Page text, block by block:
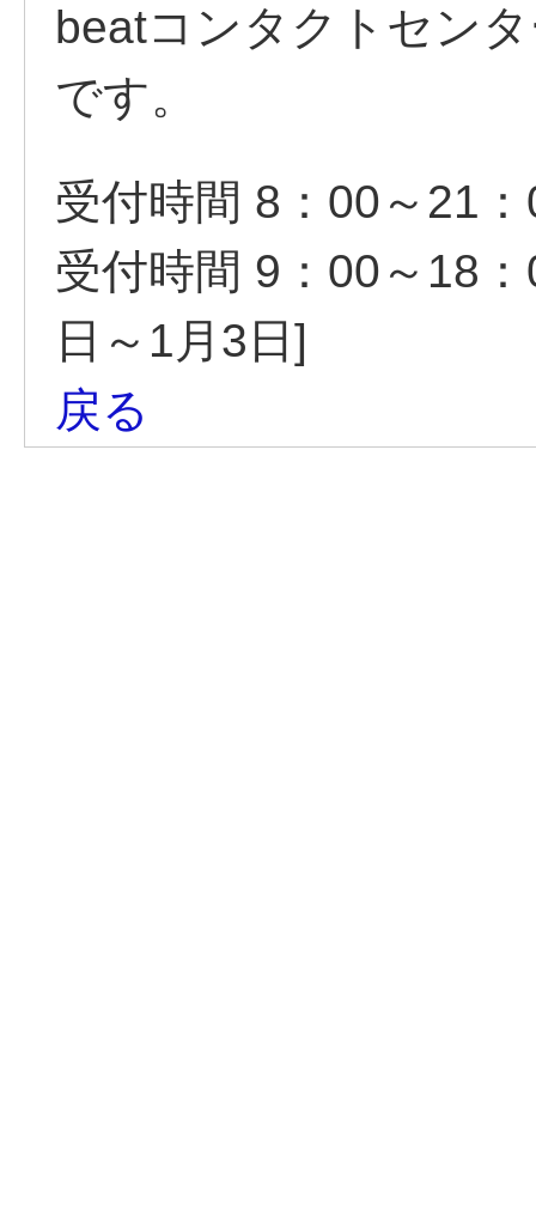
beatコンタクトセン
です。
受付時間 8：00～21
受付時間 9：00～18
日～1月3日]
戻る